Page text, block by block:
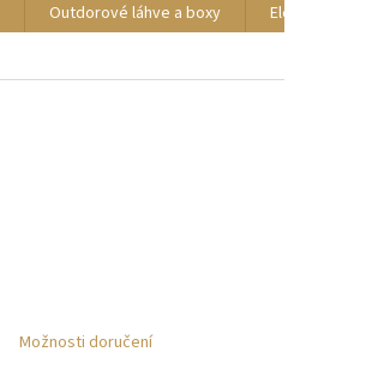
Outdorové láhve a boxy
Elektrické
Možnosti doručení